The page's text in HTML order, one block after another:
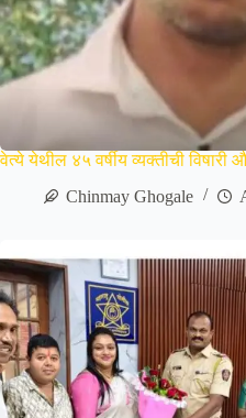
वेत्ये येथील ४५ वर्षीय व्यक्तीची
Chinmay Ghogale